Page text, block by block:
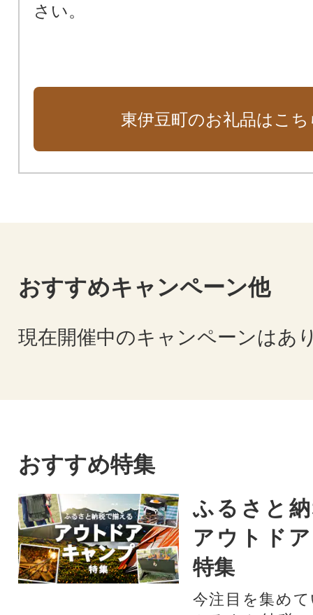
さい。
東伊豆町のお礼品はこち
おすすめキャンペーン他
現在開催中のキャンペーンはあ
おすすめ特集
ふるさと
アウトド
特集
今注目を集め